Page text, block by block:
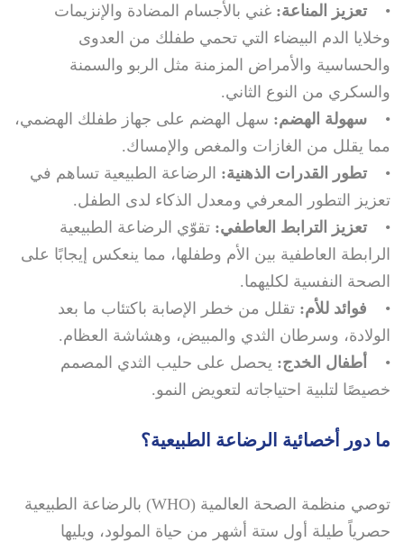
•
تعزيز المناعة: غني بالأجسام المضادة والإنزيمات
وخلايا الدم البيضاء التي تحمي طفلك من العدوى
والحساسية والأمراض المزمنة مثل الربو والسمنة
والسكري من النوع الثاني.
•
سهولة الهضم: سهل الهضم على جهاز طفلك الهضمي،
مما يقلل من الغازات والمغص والإمساك.
• تطور القدرات الذهنية: الرضاعة الطبيعية تساهم في
تعزيز التطور المعرفي ومعدل الذكاء لدى الطفل.
•
تعزيز الترابط العاطفي: تقوّي الرضاعة الطبيعية
الرابطة العاطفية بين الأم وطفلها، مما ينعكس إيجابًا على
الصحة النفسية لكليهما.
•
فوائد للأم: تقلل من خطر الإصابة باكتئاب ما بعد
الولادة، وسرطان الثدي والمبيض، وهشاشة العظام.
•
أطفال الخدج: يحصل على حليب الثدي المصمم
خصيصًا لتلبية احتياجاته لتعويض النمو.
ما دور أخصائية الرضاعة الطبيعية؟
توصي منظمة الصحة العالمية (WHO) بالرضاعة الطبيعية
حصرياً طيلة أول ستة أشهر من حياة المولود، ويليها